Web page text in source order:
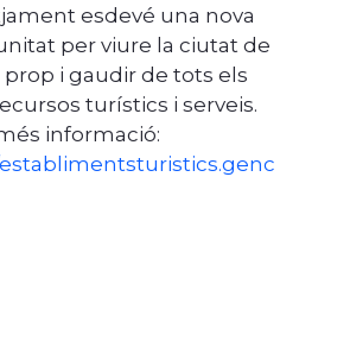
esdevé una nova
per viure la ciutat de
prop i gaudir de tots els
turístics i serveis.
informació: